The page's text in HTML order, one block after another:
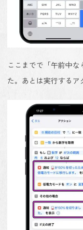
ここまでで「午前中
た。あとは実行するア